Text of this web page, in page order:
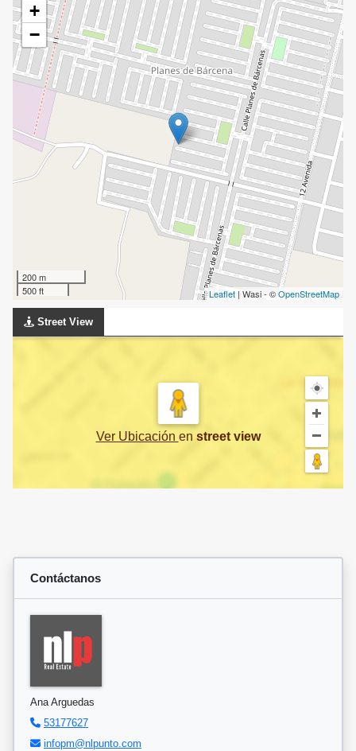
+
−
200 m
500 ft
Leaflet | Wasi - ©OpenStreetMap
Street View
Ver Ubicación en street view
Contáctanos
Ana Arguedas
53177627
infopm@nlpunto.com